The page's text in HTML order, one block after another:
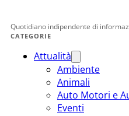
Quotidiano indipendente di
CATEGORIE
Attualità
Ambiente
Animali
Auto Motori e
Eventi